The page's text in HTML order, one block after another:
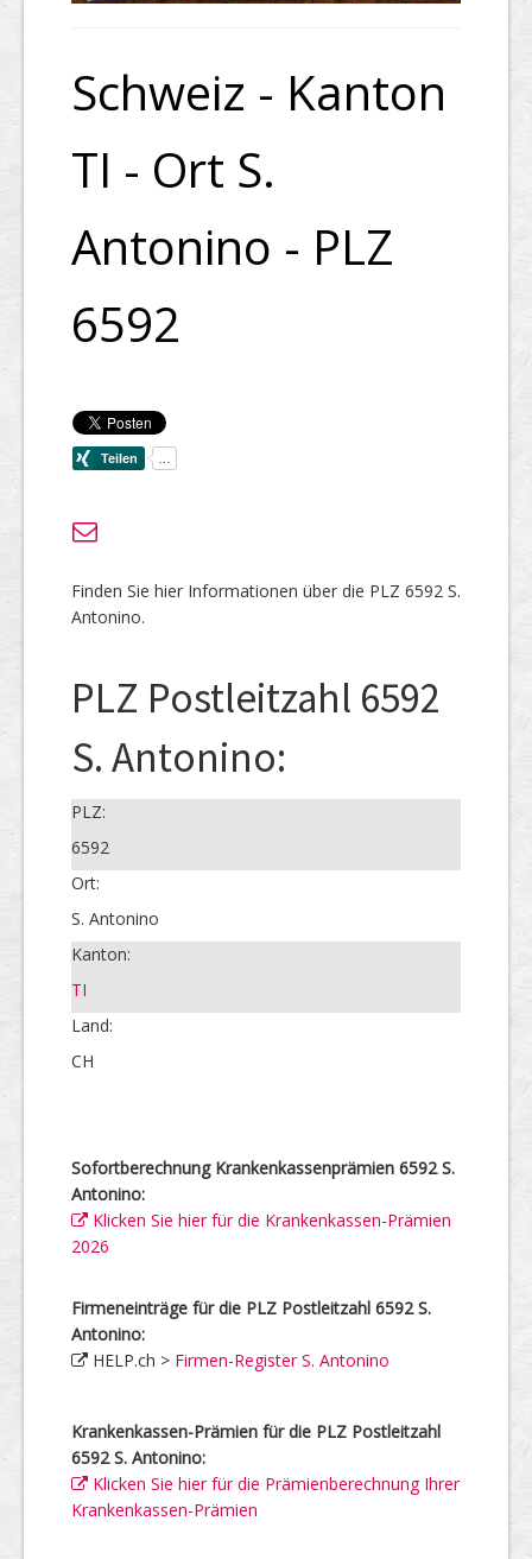
Schweiz - Kanton
TI - Ort S.
Antonino - PLZ
6592
Finden Sie hier Informationen über die PLZ 6592 S.
Antonino.
PLZ Postleitzahl 6592
S. Antonino:
PLZ:
6592
Ort:
S. Antonino
Kanton:
TI
Land:
CH
Sofortberechnung Krankenkassenprämien 6592 S.
Antonino:
Klicken Sie hier für die Krankenkassen-Prämien
2026
Firmeneinträge für die PLZ Postleitzahl 6592 S.
Antonino:
HELP.ch > Firmen-Register S. Antonino
Krankenkassen-Prämien für die PLZ Postleitzahl
6592 S. Antonino:
Klicken Sie hier für die Prämienberechnung Ihrer
Krankenkassen-Prämien